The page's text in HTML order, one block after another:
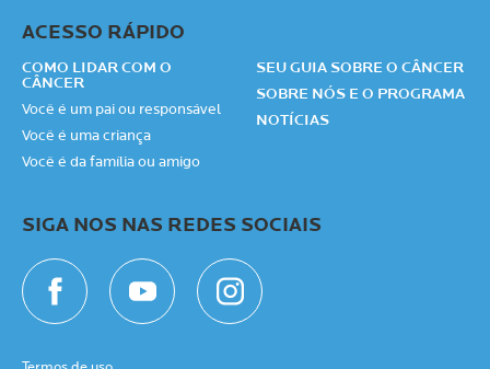
ACESSO RÁPIDO
COMO LIDAR COM O
CÂNCER
Você é um pai ou responsável
Você é uma criança
Você é da família ou amigo
SEU GUIA SOBRE O CÂNCER
SOBRE NÓS E O PROGRAMA
NOTÍCIAS
SIGA NOS NAS REDES SOCIAIS